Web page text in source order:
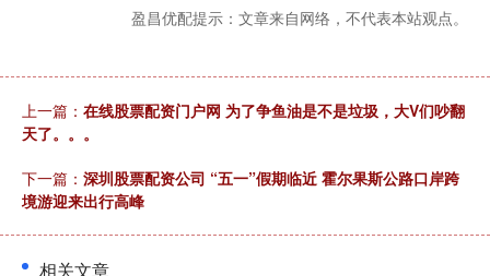
盈昌优配提示：文章来自网络，不代表本站观点。
上一篇： 在线股票配资门户网 为了争鱼油是不是垃圾，大V们吵翻
天了。。。
下一篇： 深圳股票配资公司 “五一”假期临近 霍尔果斯公路口岸跨
境游迎来出行高峰
相关文章